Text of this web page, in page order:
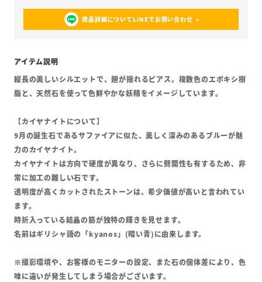
商品詳細についてLINEでお問い合わせ
縦長の美しいシルエットで、翅が揺れるピアス。複数色のエポキシ樹
脂と、天然石を使って色鮮やかな妖精をイメージしています。
【カイヤナイトについて】
9月の誕生石であるサファイアに似た、美しく深みのあるブルーが魅
力のカイヤナイト。
カイヤナイトは方向で硬度が異なり、さらに劈開性も有するため、非
常に加工の難しい石です。
透明度が高くカットされたストーンは、希少価値が高いと言われてい
ます。
時折入っている結晶の筋が独特の輝きを見せます。
名前はギリシャ語の「kyanos」(暗い青)に由来します。
※撮影環境や、お客様のモニターの設定、また石の個体差により、色
味に違いが発生してしまう場合がございます。